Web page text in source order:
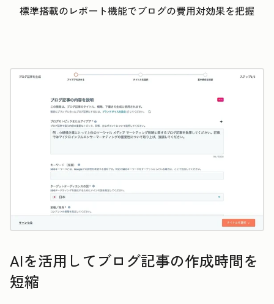
標準搭載のレポート機能でブログの費用対効果を把握
AIを活用してブログ記事の作成時間を
短縮